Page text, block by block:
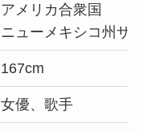
アメリカ合衆国
ニューメキシコ州サ
167cm
女優、歌手